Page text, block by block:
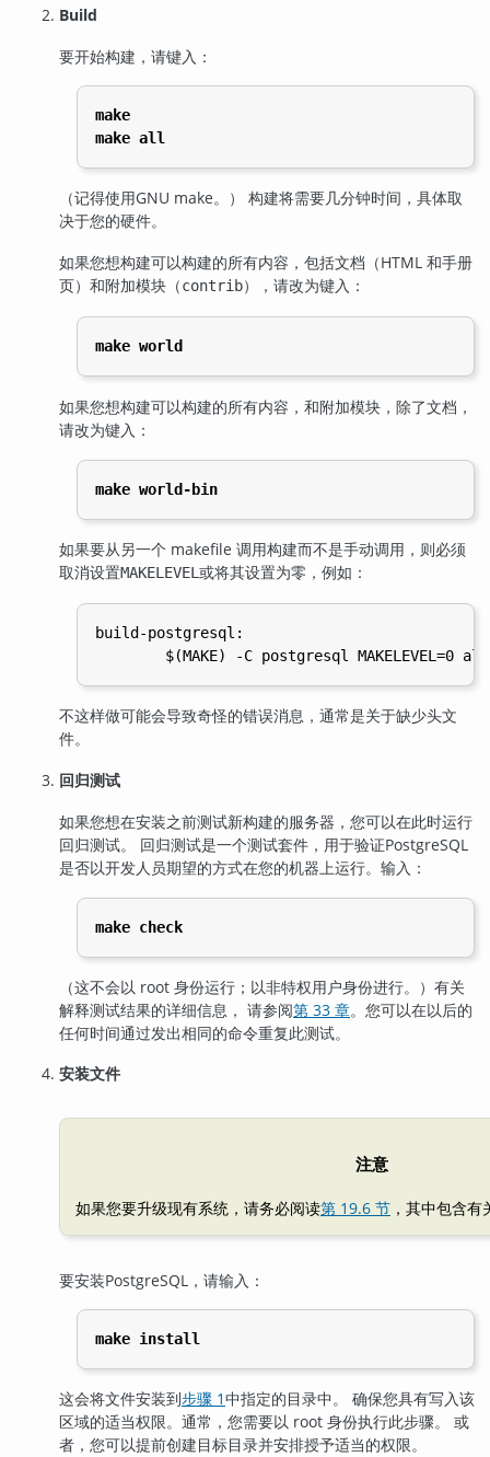
Build
要开始构建，请键入：
make
make all
（记得使用GNU make。） 构建将需要几分钟时间，具体取
决于您的硬件。
如果您想构建可以构建的所有内容，包括文档（HTML 和手册
页）和附加模块（contrib），请改为键入：
make world
如果您想构建可以构建的所有内容，和附加模块，除了文档，
请改为键入：
make world-bin
如果要从另一个 makefile 调用构建而不是手动调用，则必须
取消设置MAKELEVEL或将其设置为零，例如：
build-postgresql:
不这样做可能会导致奇怪的错误消息，通常是关于缺少头文
件。
回归测试
如果您想在安装之前测试新构建的服务器，您可以在此时运行
回归测试。 回归测试是一个测试套件，用于验证PostgreSQL
是否以开发人员期望的方式在您的机器上运行。输入：
make check
（这不会以 root 身份运行；以非特权用户身份进行。）有关
解释测试结果的详细信息， 请参阅第 33 章。您可以在以后的
任何时间通过发出相同的命令重复此测试。
安装文件
注意
如果您要升级现有系统，请务必阅读第 19.6 节 ，其中包含
要安装PostgreSQL ，请输入：
make install
这会将文件安装到步骤 1中指定的目录中。 确保您具有写入该
区域的适当权限。通常，您需要以 root 身份执行此步骤。 或
者，您可以提前创建目标目录并安排授予适当的权限。